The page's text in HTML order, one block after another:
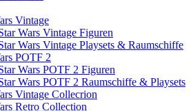
Vintage
Wars Vintage Figuren
Wars Vintage Playsets & Raumschiffe
POTF 2
Wars POTF 2 Figuren
Wars POTF 2 Raumschiffe & Playsets
Vintage Collecrion
Retro Collection